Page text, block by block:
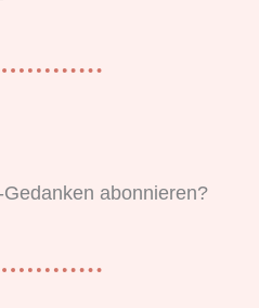
abonnieren?